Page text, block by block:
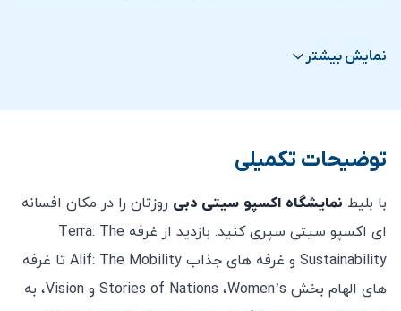
توان به هیچ وجه جایگزین، استرداد یا مبادله کرد.
دسترسی به آب‌نمای سورئال و میدان الوصل که
برای همه رایگان می باشد.
کد لباس اکسپو سیتی دبی: لباس راحتی و مناسب در
طول تور مجاز است. پوشیدن لباس ساحلی مجاز نمی باشد.
بازدید از اکسپو سیتی دبی برای افراد در هر سنی از جمله
نمایش بیشتر
توضیحات تکمیلی
با بلیط نمایشگاه اکسپو سیتی دبی روزتان را در مکان افسانه
ای اکسپو سیتی سپری کنید. بازدید از غرفه Terra: The
Sustainability و غرفه های جذاب Alif: The Mobility تا غرفه
های الهام بخش Stories of Nations ،Women’s و Vision، به